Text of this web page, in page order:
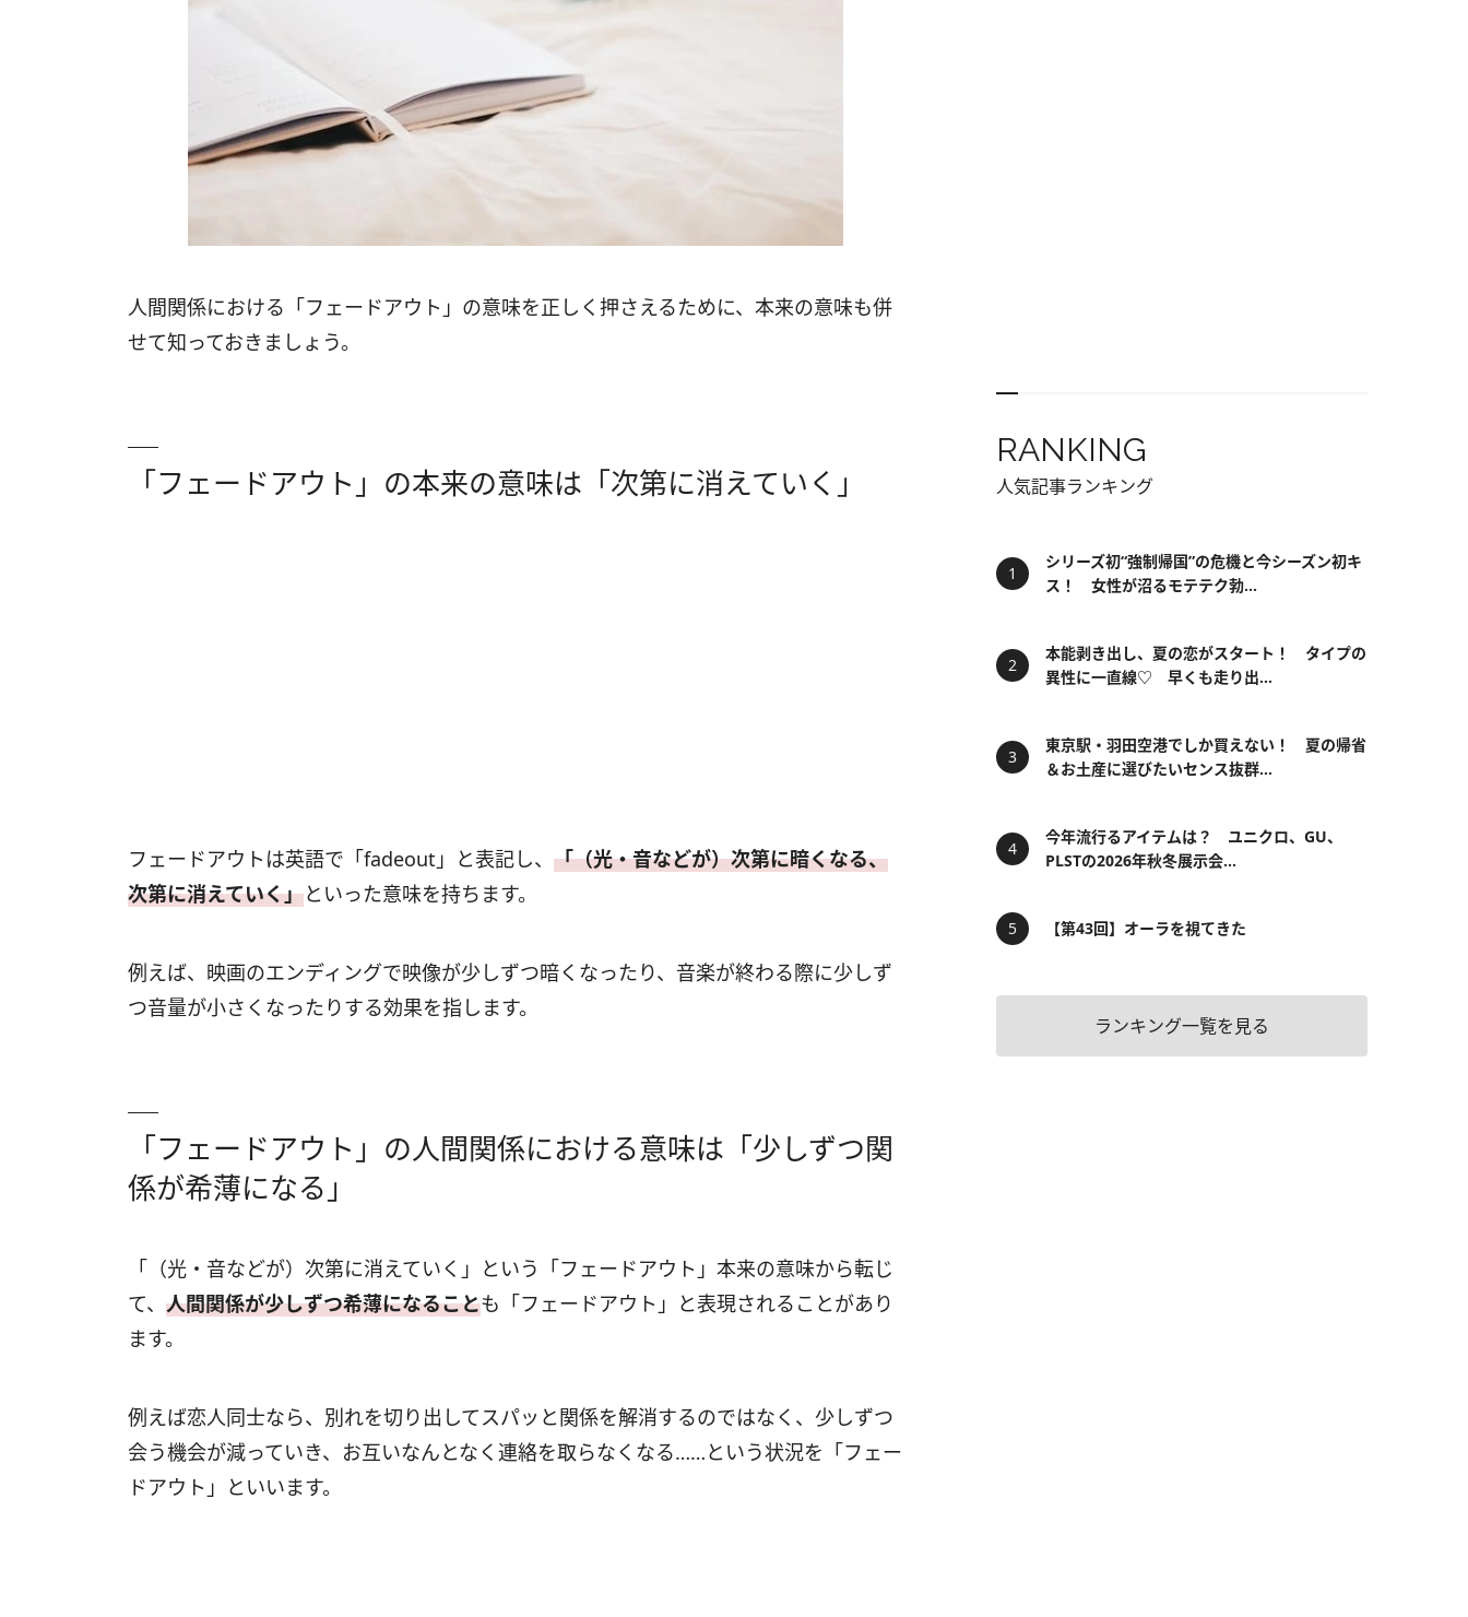
人間関係における「フェードアウト」の意味を正しく押さえるために、本来の意味も併
せて知っておきましょう。
「フェードアウト」の本来の意味は「次第に消えていく」
フェードアウトは英語で「fadeout」と表記し、 「（光・音などが）次第に暗くなる、
次第に消えていく」といった意味を持ちます。
例えば、映画のエンディングで映像が少しずつ暗くなったり、音楽が終わる際に少しず
つ音量が小さくなったりする効果を指します。
「フェードアウト」の人間関係における意味は「少しずつ関
係が希薄になる」
「（光・音などが）次第に消えていく」という「フェードアウト」本来の意味から転じ
て、 人間関係が少しずつ希薄になることも「フェードアウト」と表現されることがあり
ます。
例えば恋人同士なら、別れを切り出してスパッと関係を解消するのではなく、少しずつ
会う機会が減っていき、お互いなんとなく連絡を取らなくなる……という状況を「フェー
ドアウト」といいます。
RANKING
人気記事ランキング
シリーズ初“強制帰国”の危機と今シーズン初キ
ス！ 女性が沼るモテテク勃...
本能剥き出し、夏の恋がスタート！ タイプの
異性に一直線♡ 早くも走り出...
東京駅・羽田空港でしか買えない！ 夏の帰省
＆お土産に選びたいセンス抜群...
今年流行るアイテムは？ ユニクロ、GU、
PLSTの2026年秋冬展示会...
【第43回】オーラを視てきた
ランキング一覧を見る